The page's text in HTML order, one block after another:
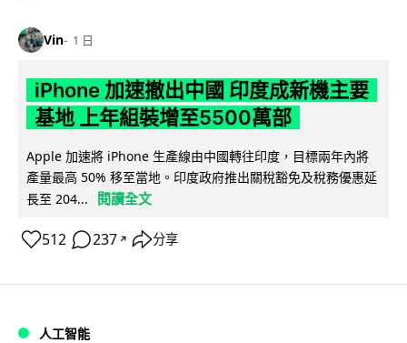
Vin 1 日
iPhone 加速撤出中國 印度成新機主要
基地 上年組裝增至5500萬部
Apple 加速將 iPhone 生產線由中國轉往印度，目標兩年內將
產量最高 50% 移至當地。印度政府推出關稅豁免及稅務優惠延
長至 204...
閱讀全文
512 237 ↗ 分享
人工智能